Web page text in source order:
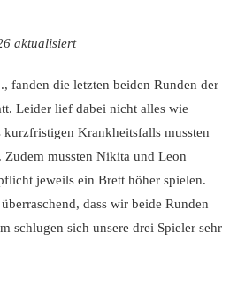
aktualisiert
fanden die letzten beiden Runden der
Leider lief dabei nicht alles wie
Krankheitsfalls mussten
mussten Nikita und Leon
jeweils ein Brett höher spielen.
dass wir beide Runden
schlugen sich unsere drei Spieler sehr